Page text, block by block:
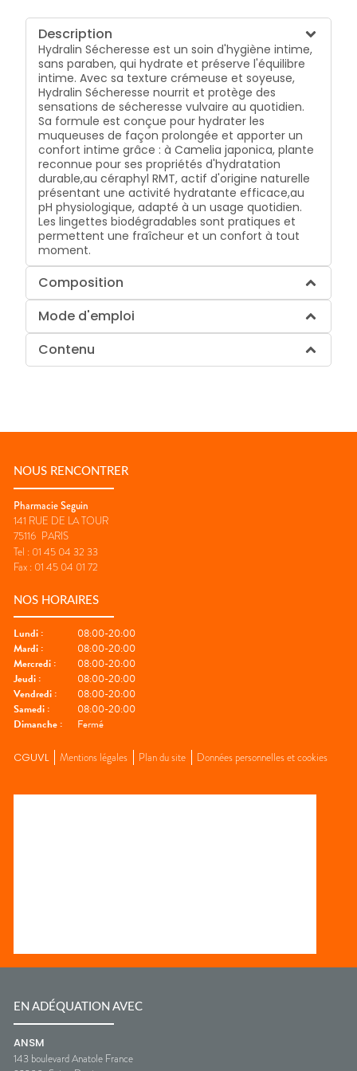
Description
Hydralin Sécheresse est un soin d'hygiène intime,
sans paraben, qui hydrate et préserve l'équilibre
intime. Avec sa texture crémeuse et soyeuse,
Hydralin Sécheresse nourrit et protège des
sensations de sécheresse vulvaire au quotidien.
Sa formule est conçue pour hydrater les
muqueuses de façon prolongée et apporter un
confort intime grâce : à Camelia japonica, plante
reconnue pour ses propriétés d'hydratation
durable,au céraphyl RMT, actif d'origine naturelle
présentant une activité hydratante efficace,au
pH physiologique, adapté à un usage quotidien.
Les lingettes biodégradables sont pratiques et
permettent une fraîcheur et un confort à tout
moment.
Composition
Mode d'emploi
Contenu
NOUS RENCONTRER
Pharmacie Seguin
141 RUE DE LA TOUR
75116 PARIS
Tel : 01 45 04 32 33
Fax : 01 45 04 01 72
NOS HORAIRES
Lundi :
08:00-20:00
Mardi :
08:00-20:00
Mercredi :
08:00-20:00
Jeudi :
08:00-20:00
Vendredi :
08:00-20:00
Samedi :
08:00-20:00
Dimanche : Fermé
CGUVL Mentions légales Plan du site Données personnelles et cookies
EN ADÉQUATION AVEC
ANSM
143 boulevard Anatole France